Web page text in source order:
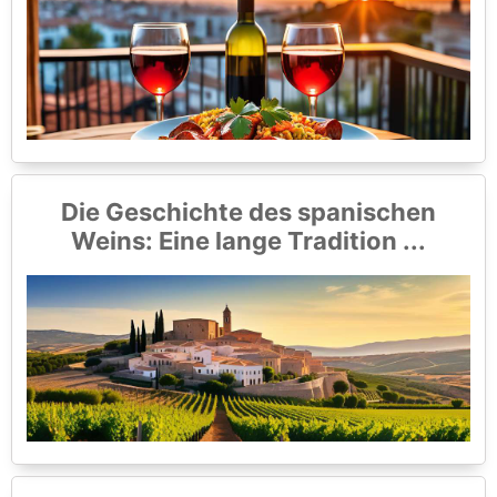
Die Geschichte des spanischen
Weins: Eine lange Tradition ...